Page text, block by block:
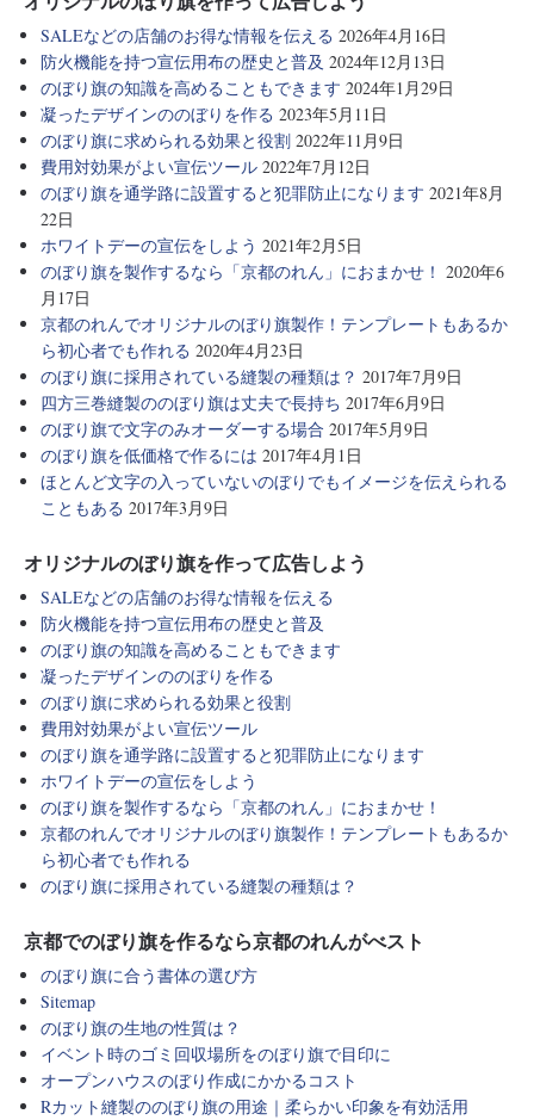
SALEなどの店舗のお得な情報を伝える 2026年4月16日
防火機能を持つ宣伝用布の歴史と普及 2024年12月13日
のぼり旗の知識を高めることもできます 2024年1月29日
凝ったデザインののぼりを作る 2023年5月11日
のぼり旗に求められる効果と役割 2022年11月9日
費用対効果がよい宣伝ツール 2022年7月12日
のぼり旗を通学路に設置すると犯罪防止になります 2021年8月
22日
ホワイトデーの宣伝をしよう 2021年2月5日
のぼり旗を製作するなら「京都のれん」におまかせ！ 2020年6
月17日
京都のれんでオリジナルのぼり旗製作！テンプレートもあるか
ら初心者でも作れる 2020年4月23日
のぼり旗に採用されている縫製の種類は？ 2017年7月9日
四方三巻縫製ののぼり旗は丈夫で長持ち 2017年6月9日
のぼり旗で文字のみオーダーする場合 2017年5月9日
のぼり旗を低価格で作るには 2017年4月1日
ほとんど文字の入っていないのぼりでもイメージを伝えられる
こともある 2017年3月9日
オリジナルのぼり旗を作って広告しよう
SALEなどの店舗のお得な情報を伝える
防火機能を持つ宣伝用布の歴史と普及
のぼり旗の知識を高めることもできます
凝ったデザインののぼりを作る
のぼり旗に求められる効果と役割
費用対効果がよい宣伝ツール
のぼり旗を通学路に設置すると犯罪防止になります
ホワイトデーの宣伝をしよう
のぼり旗を製作するなら「京都のれん」におまかせ！
京都のれんでオリジナルのぼり旗製作！テンプレートもあるか
ら初心者でも作れる
のぼり旗に採用されている縫製の種類は？
京都でのぼり旗を作るなら京都のれんがべスト
のぼり旗に合う書体の選び方
Sitemap
のぼり旗の生地の性質は？
イベント時のゴミ回収場所をのぼり旗で目印に
オープンハウスのぼり作成にかかるコスト
Rカット縫製ののぼり旗の用途｜柔らかい印象を有効活用